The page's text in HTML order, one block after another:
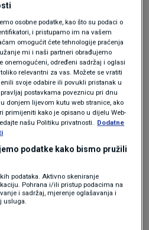
u podrumu može
prostor u dnevnoj sobi,
taj podzemni prostor
"Mala hrpa dovoljna je da
pruža hladno i
vole", kaže stručnjak za
.
sklupčati pod toplim
osobne podatke, kao što su podaci o
i pristupamo im na vašem
omogućit ćete tehnologije praćenja
mi i naši partneri obrađujemo
onemogućeni, određeni sadržaj i oglasi
relevantni za vas. Možete se vratiti
svoje odabire ili povukli pristanak u
postavkama poveznicu pri dnu
donjem lijevom kutu web stranice, ako
primijeniti kako je opisano u dijelu Web-
našu Politiku privatnosti. Dodatne
podatke kako bismo pružili
podataka. Aktivno skeniranje
Pohrana i/ili pristup podacima na
i sadržaj, mjerenje oglašavanja i
usluga.